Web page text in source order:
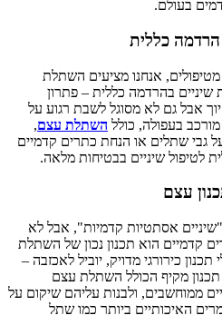
בעולם.
הרדמה כללית
אנחנו מציעים השתלת
בהרדמה כללית – פתרון
אבל גם לא מסוגל לשבת רגוע על
בעפולה, כולל השתלת עצם,
גבי שתלים או הנחת כתרים קדמיים
לטיפול שיניים בבטיחות מלאה.
עצם
אסתטיות קדמיות", אבל לא
קדמיים הוא תכנון נכון של השתלת
כירורגי מדויק, יוביל לאכזבה –
מקיף הכולל השתלת עצם
ממוחשבים, ולבנות עליהם שיקום על
האיכותיים ביותר כמו שתל